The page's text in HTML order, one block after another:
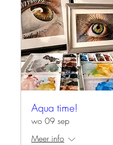
Aqua time!
wo 09 sep
Meer info